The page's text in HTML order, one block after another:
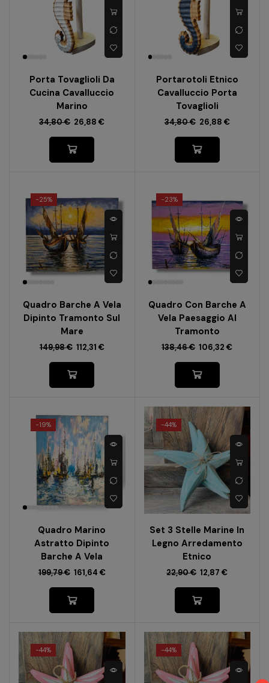
Porta Tovaglioli Da
Cucina Cavalluccio
Marino
34,80€ 26,88€
Portarotoli Etnico
Cavalluccio Porta
Tovaglioli
34,80€ 26,88 €
-25%
Quadro Barche A Vela
Dipinto Tramonto Sul
Mare
149,98€ 112,31 €
-23%
Quadro Con Barche A
Vela Paesaggio Al
Tramonto
138,46€ 106,32€
-19%
Quadro Marino
Astratto Dipinto
Barche A Vela
199,79€ 161,64 €
-44%
Set 3 Stelle Marine In
Legno Arredamento
Etnico
22,90€ 12,87€
-44% -44%